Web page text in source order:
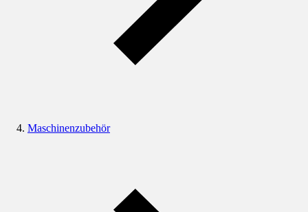
Maschinenzubehör